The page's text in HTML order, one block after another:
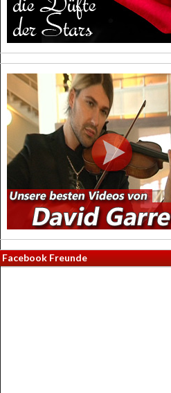
Facebook Freunde